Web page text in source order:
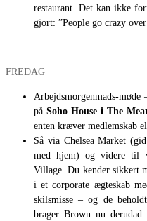
restaurant. Det kan ikke
gjort: ”People go crazy over
FREDAG
Arbejdsmorgenmads-
på Soho House i The
enten kræver medlemskab
Så via Chelsea Market
med hjem) og videre til
Village. Du kender sikkert
i et corporate ægteskab
skilsmisse – og de
brager Brown nu